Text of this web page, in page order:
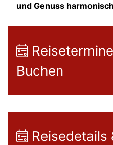
und Genuss
Buchen
Reisedetails